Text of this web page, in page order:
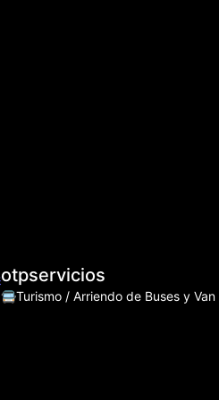
otpservicios
🚍Turismo / Arriendo de Buses y Van